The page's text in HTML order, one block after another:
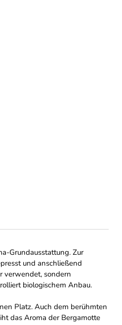
Grundausstattung. Zur
und anschließend
verwendet, sondern
biologischem Anbau.
Platz. Auch dem berühmten
das Aroma der Bergamotte